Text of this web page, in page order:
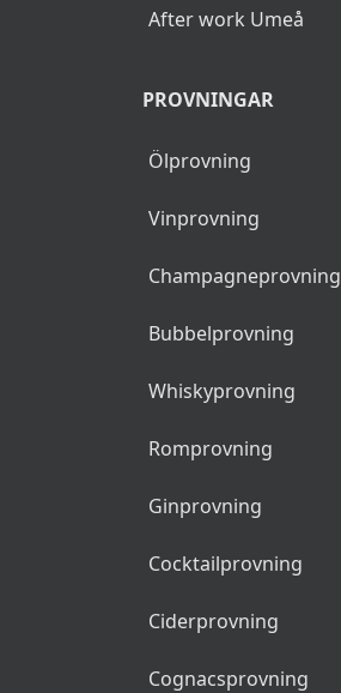
After work Umeå
PROVNINGAR
Ölprovning
Vinprovning
Champagneprovning
Bubbelprovning
Whiskyprovning
Romprovning
Ginprovning
Cocktailprovning
Ciderprovning
Cognacsprovning